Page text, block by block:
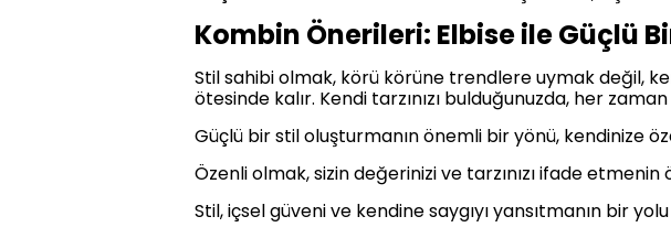
Kombin Önerileri: Elbise ile Güçlü
Stil sahibi olmak, körü körüne trendlere uymak değil,
ötesinde kalır. Kendi tarzınızı bulduğunuzda, her
Güçlü bir stil oluşturmanın önemli bir yönü, kendinize
Özenli olmak, sizin değerinizi ve tarzınızı ifade
Stil, içsel güveni ve kendine saygıyı yansıtmanın bir